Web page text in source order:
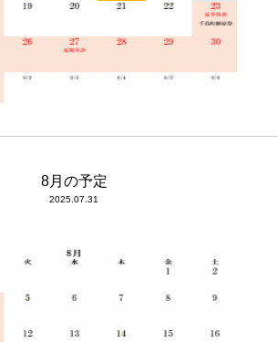
8月の予定
2025.07.31